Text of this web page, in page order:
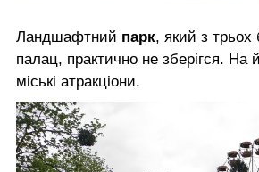
Ландшафтний парк, який з трьох
палац, практично не зберігся. На
міські атракціони.